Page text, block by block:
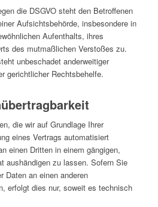
die DSGVO steht den Betroffenen
Aufsichtsbehörde, insbesondere in
Aufenthalts, ihres
des mutmaßlichen Verstoßes zu.
unbeschadet anderweitiger
gerichtlicher Rechtsbehelfe.
die wir auf Grundlage Ihrer
eines Vertrags automatisiert
einen Dritten in einem gängigen,
aushändigen zu lassen. Sofern Sie
Daten an einen anderen
erfolgt dies nur, soweit es technisch